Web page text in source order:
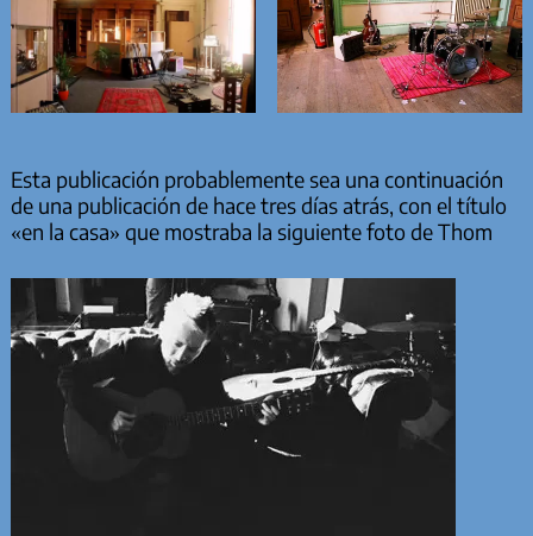
Esta publicación probablemente sea una continuación
de una publicación de hace tres días atrás, con el título
«en la casa» que mostraba la siguiente foto de Thom